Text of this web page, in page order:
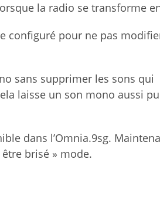
la radio se transforme
configuré pour ne pas
sans supprimer les sons qui
laisse un son mono aussi
dans l’Omnia.9sg.
brisé » mode.